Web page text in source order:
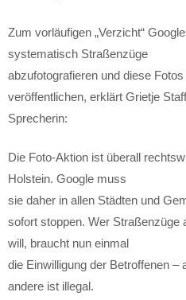
Zum vorläufigen „Verzicht“
systematisch Straßenzüge
abzufotografieren und diese
veröffentlichen, erklärt Grietje
Sprecherin:
Die Foto-Aktion ist überall
Holstein. Google muss
sie daher in allen Städten und
sofort stoppen. Wer Straßenzüge
will, braucht nun einmal
die Einwilligung der Betroffenen –
andere ist illegal.